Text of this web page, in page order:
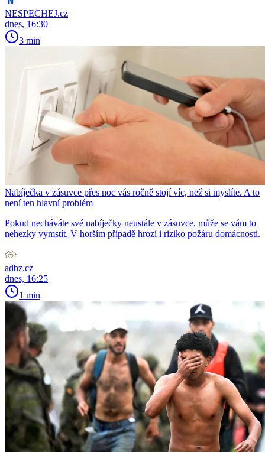
NESPECHEJ.cz
dnes, 16:30
3 min
Nabíječka v zásuvce přes noc vás ročně stojí víc, než si myslíte. A to
není ten hlavní problém
Pokud necháváte své nabíječky neustále v zásuvce, může se vám to
nehezky vymstít. V horším případě hrozí i riziko požáru domácnosti.
adbz.cz
dnes, 16:25
1 min